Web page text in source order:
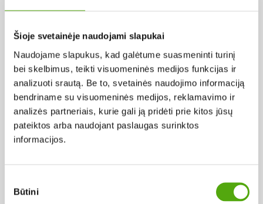
Šioje svetainėje naudojami slapukai
Naudojame slapukus, kad galėtume suasmeninti turinį
bei skelbimus, teikti visuomeninės medijos funkcijas ir
analizuoti srautą. Be to, svetainės naudojimo informaciją
bendriname su visuomeninės medijos, reklamavimo ir
analizės partneriais, kurie gali ją pridėti prie kitos jūsų
pateiktos arba naudojant paslaugas surinktos
informacijos.
pasirinkimas
Būtini
Pagal abėcėlę:
Rezultatų nerasta...